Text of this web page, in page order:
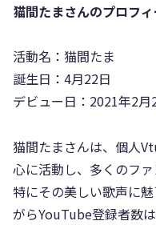
猫間たまさんのプロフ
活動名：猫間たま
誕生日：4月22日
デビュー日：2021年2月
猫間たまさんは、個人
心に活動し、多くのフ
特にその美しい歌声に
がらYouTube登録者数